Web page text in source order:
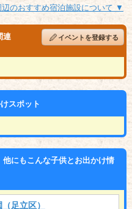
のおすすめ宿泊施設について ▼
連
イベントを登録する
スポット
にもこんな子供とお出かけ情
足立区）